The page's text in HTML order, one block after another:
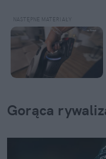
Gorąca